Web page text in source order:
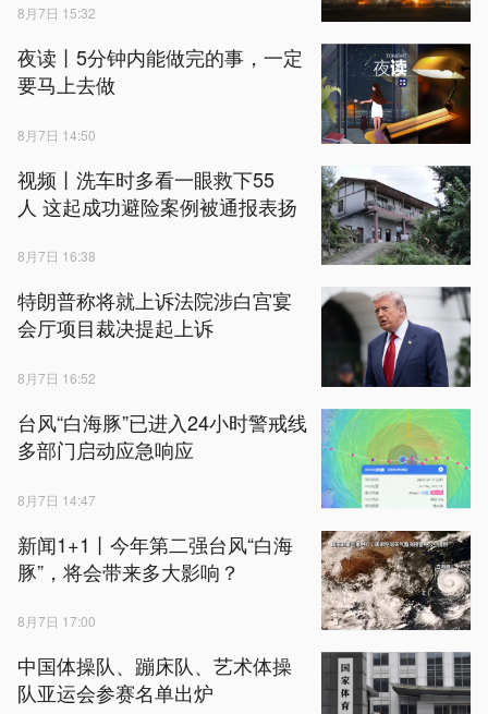
8月7日 15:32
夜读丨5分钟内能做完的事，一定
要马上去做
8月7日 14:50
视频丨洗车时多看一眼救下55
人 这起成功避险案例被通报表扬
8月7日 16:38
特朗普称将就上诉法院涉白宫宴
会厅项目裁决提起上诉
8月7日 16:52
台风“白海豚”已进入24小时警戒线
多部门启动应急响应
8月7日 14:47
新闻1+1丨今年第二强台风“白海
豚”，将会带来多大影响？
8月7日 17:00
中国体操队、蹦床队、艺术体操
队亚运会参赛名单出炉